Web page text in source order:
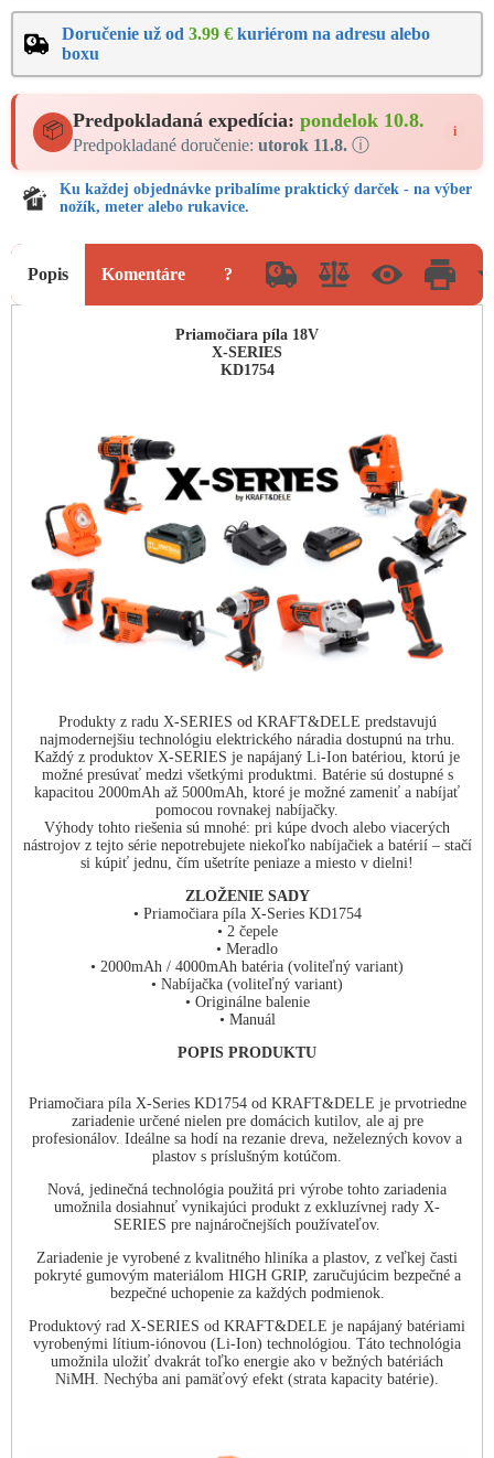
Doručenie už od 3.99 € kuriérom na adresu alebo
boxu
📦 Predpokladaná expedícia: pondelok 10.8.
Predpokladané doručenie: utorok 11.8. ⓘ
i
Ku každej objednávke pribalíme praktický darček - na výber
nožík, meter alebo rukavice.
Popis Komentáre ?
Priamočiara píla 18V
X-SERIES
KD1754
Produkty z radu X-SERIES od KRAFT&DELE predstavujú
najmodernejšiu technológiu elektrického náradia dostupnú na trhu.
Každý z produktov X-SERIES je napájaný Li-Ion batériou, ktorú je
možné presúvať medzi všetkými produktmi. Batérie sú dostupné s
kapacitou 2000mAh až 5000mAh, ktoré je možné zameniť a nabíjať
pomocou rovnakej nabíjačky.
Výhody tohto riešenia sú mnohé: pri kúpe dvoch alebo viacerých
nástrojov z tejto série nepotrebujete niekoľko nabíjačiek a batérií – stačí
si kúpiť jednu, čím ušetríte peniaze a miesto v dielni!
ZLOŽENIE SADY
• Priamočiara píla X-Series KD1754
• 2 čepele
• Meradlo
• 2000mAh / 4000mAh batéria (voliteľný variant)
• Nabíjačka (voliteľný variant)
• Originálne balenie
• Manuál
POPIS PRODUKTU
Priamočiara píla X-Series KD1754 od KRAFT&DELE je prvotriedne
zariadenie určené nielen pre domácich kutilov, ale aj pre
profesionálov. Ideálne sa hodí na rezanie dreva, neželezných kovov a
plastov s príslušným kotúčom.
Nová, jedinečná technológia použitá pri výrobe tohto zariadenia
umožnila dosiahnuť vynikajúci produkt z exkluzívnej rady X-
SERIES pre najnáročnejších používateľov.
Zariadenie je vyrobené z kvalitného hliníka a plastov, z veľkej časti
pokryté gumovým materiálom HIGH GRIP, zaručujúcim bezpečné a
bezpečné uchopenie za každých podmienok.
Produktový rad X-SERIES od KRAFT&DELE je napájaný batériami
vyrobenými lítium-iónovou (Li-Ion) technológiou. Táto technológia
umožnila uložiť dvakrát toľko energie ako v bežných batériách
NiMH. Nechýba ani pamäťový efekt (strata kapacity batérie).